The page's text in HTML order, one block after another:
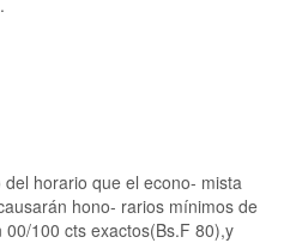
horario que el econo- mista
hono- rarios mínimos de
100 cts exactos(Bs.F 80),y